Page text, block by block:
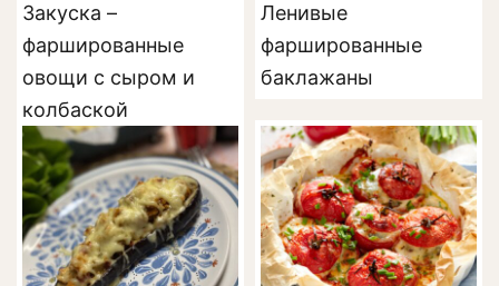
Закуска –
фаршированные
овощи с сыром и
колбаской
Ленивые
фаршированные
баклажаны